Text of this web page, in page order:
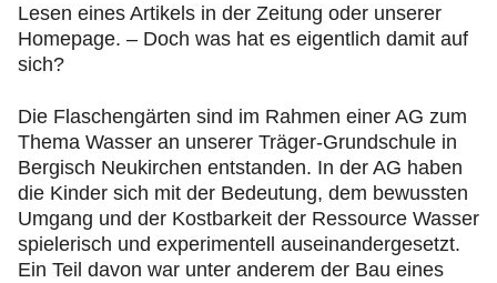
Lesen eines Artikels in der Zeitung oder unserer
Homepage. – Doch was hat es eigentlich damit auf
sich?
Die Flaschengärten sind im Rahmen einer AG zum
Thema Wasser an unserer Träger-Grundschule in
Bergisch Neukirchen entstanden. In der AG haben
die Kinder sich mit der Bedeutung, dem bewussten
Umgang und der Kostbarkeit der Ressource Wasser
spielerisch und experimentell auseinandergesetzt.
Ein Teil davon war unter anderem der Bau eines